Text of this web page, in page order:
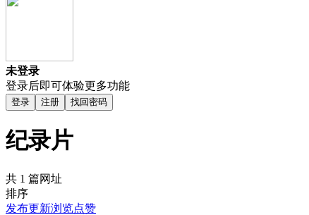
未登录
登录后即可体验更多功能
登录 注册 找回密码
纪录片
共 1 篇网址
排序
发布更新浏览点赞